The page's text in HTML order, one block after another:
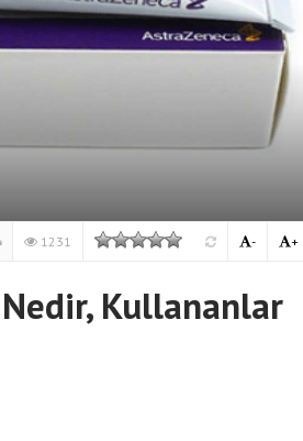
1231 +
-
Nedir, Kullananlar